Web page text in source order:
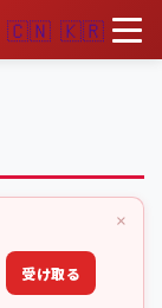
🇨🇳 🇰🇷
受け取る
×